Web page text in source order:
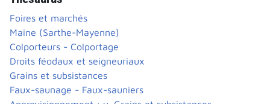
Foires et marchés
Maine (Sarthe-Mayenne)
Colporteurs - Colportage
Droits féodaux et seigneuriaux
Grains et subsistances
Faux-saunage - Faux-sauniers